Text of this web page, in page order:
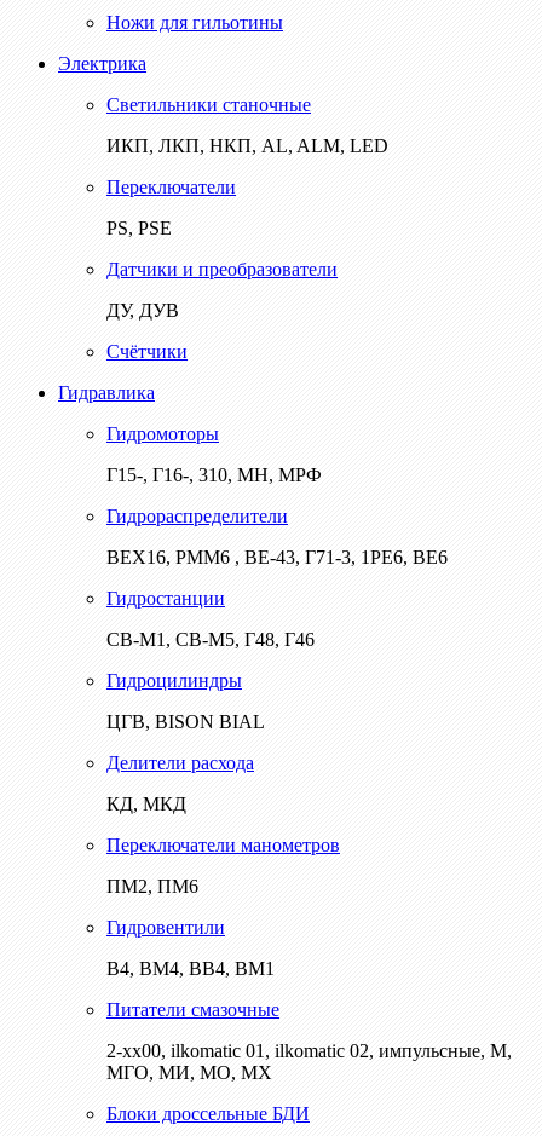
Ножи для гильотины
Электрика
Светильники станочные
ИКП, ЛКП, НКП, AL, ALM, LED
Переключатели
PS, PSE
Датчики и преобразователи
ДУ, ДУВ
Счётчики
Гидравлика
Гидромоторы
Г15-, Г16-, 310, МН, МРФ
Гидрораспределители
ВЕХ16, РММ6 , ВЕ-43, Г71-3, 1РЕ6, ВЕ6
Гидростанции
СВ-М1, СВ-М5, Г48, Г46
Гидроцилиндры
ЦГВ, BISON BIAL
Делители расхода
КД, МКД
Переключатели манометров
ПМ2, ПМ6
Гидровентили
В4, ВМ4, ВВ4, ВМ1
Питатели смазочные
2-хх00, ilkomatic 01, ilkomatic 02, импульсные, М,
МГО, МИ, МО, МХ
Блоки дроссельные БДИ